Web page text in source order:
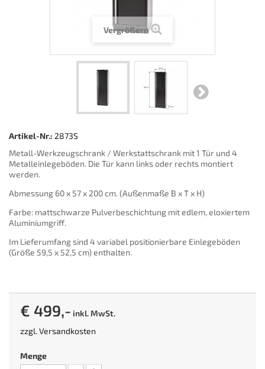
Vergrößern
Artikel-Nr.: 2873S
Metall-Werkzeugschrank / Werkstattschrank mit 1 Tür und 4
Metalleinlegeböden. Die Tür kann links oder rechts montiert
werden.
Abmessung 60 x 57 x 200 cm. (Außenmaße B x T x H)
Farbe: mattschwarze Pulverbeschichtung mit edlem, eloxiertem
Aluminiumgriff.
Im Lieferumfang sind 4 variabel positionierbare Einlegeböden
(Größe 59,5 x 52,5 cm) enthalten.
€ 499,- inkl. MwSt.
zzgl.Versandkosten
Menge